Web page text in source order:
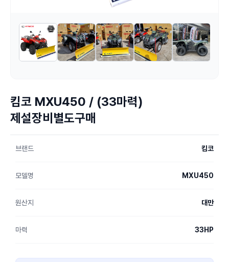
킴코 MXU450 / (33마력)
제설장비별도구매
브랜드 킴코
모델명 MXU450
원산지 대만
마력 33HP